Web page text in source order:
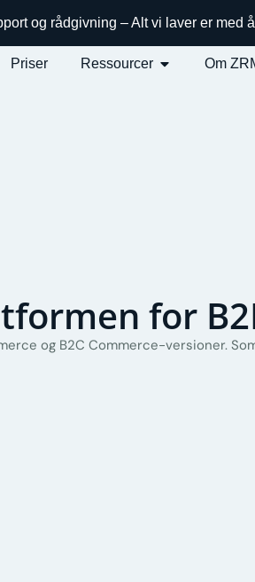
og rådgivning – Alt vi laver er med
Priser Ressourcer Om
for
og B2C Commerce-versioner.